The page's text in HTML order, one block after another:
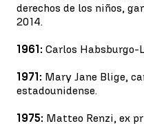
derechos de los niños,
2014.
1961: Carlos Habsburgo-
1971: Mary Jane Blige,
estadounidense.
1975: Matteo Renzi, ex